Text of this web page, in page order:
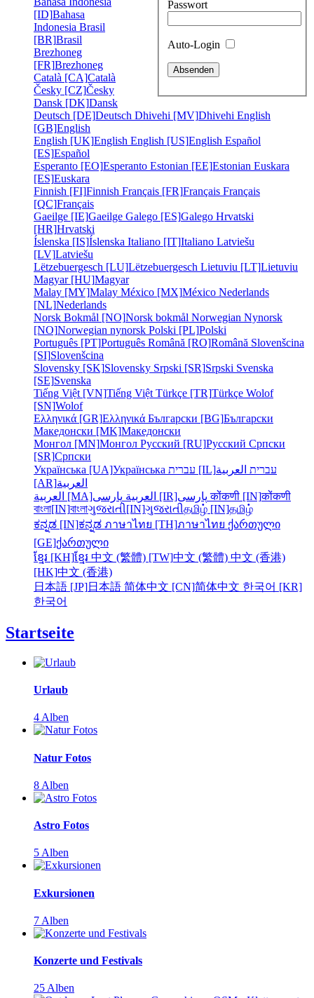
Passwort
Auto-Login
[ID]Bahasa
Indonesia Brasil
[BR]Brasil
Brezhoneg
[FR]Brezhoneg
Català [CA]Català
Česky [CZ]Česky
Dansk [DK]Dansk
Deutsch [DE]Deutsch Dhivehi [MV]Dhivehi English
[GB]English
English [UK]English English [US]English Español
[ES]Español
Esperanto [EO]Esperanto Estonian [EE]Estonian Euskara
[ES]Euskara
Finnish [FI]Finnish Français [FR]Français Français
[QC]Français
Gaeilge [IE]Gaeilge Galego [ES]Galego Hrvatski
[HR]Hrvatski
Íslenska [IS]Íslenska Italiano [IT]Italiano Latviešu
[LV]Latviešu
Lëtzebuergesch [LU]Lëtzebuergesch Lietuviu [LT]Lietuviu
Magyar [HU]Magyar
Malay [MY]Malay México [MX]México Nederlands
[NL]Nederlands
Norsk Bokmål [NO]Norsk bokmål Norwegian Nynorsk
[NO]Norwegian nynorsk Polski [PL]Polski
Português [PT]Português Română [RO]Română Slovenšcina
[SI]Slovenšcina
Slovensky [SK]Slovensky Srpski [SR]Srpski Svenska
[SE]Svenska
Tiếng Việt [VN]Tiếng Việt Türkçe [TR]Türkçe Wolof
[SN]Wolof
Ελληνικά [GR]Ελληνικά Български [BG]Български
Македонски [MK]Македонски
Монгол [MN]Монгол Русский [RU]Русский Српски
[SR]Српски
Українська [UA]Українська עברית [IL] עברית العربية
[AR]العربية
العربية [MA]
العربية پارسی [IR] پارسیकोंकणी [IN]कोंकणी
বাংলা[IN]বাংলাગુજરાતી[IN]ગુજરાતીதமிழ் [IN]தமிழ்
ಕನ್ನಡ [IN]ಕನ್ನಡ ภาษาไทย [TH]ภาษาไทย ქართული
[GE]ქართული
ខ្មែរ [KH]ខ្មែរ 中文 (繁體) [TW]中文 (繁體) 中文 (香港)
[HK]中文 (香港)
日本語 [JP]日本語 简体中文 [CN]简体中文 한국어 [KR]
한국어
Startseite
Urlaub
4 Alben
Natur Fotos
8 Alben
Astro Fotos
5 Alben
Exkursionen
7 Alben
Konzerte und Festivals
25 Alben